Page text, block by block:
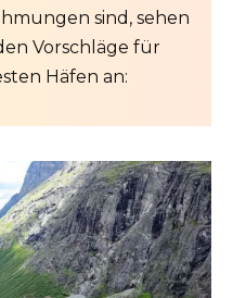
sind, sehen
Vorschläge für
Häfen an: